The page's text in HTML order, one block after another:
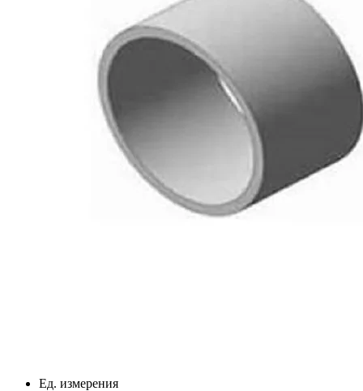
Ед. измерения